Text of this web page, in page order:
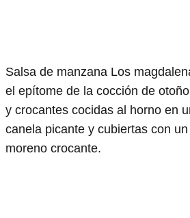
Salsa de manzana Los
el epítome de la cocción de
y crocantes cocidas al horno en
canela picante y cubiertas con
moreno crocante.